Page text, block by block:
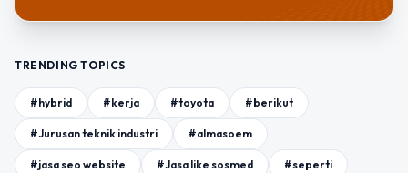
TRENDING TOPICS
#hybrid #kerja #toyota #berikut
#Jurusan teknik industri #almasoem
#jasa seo website #Jasa like sosmed #seperti